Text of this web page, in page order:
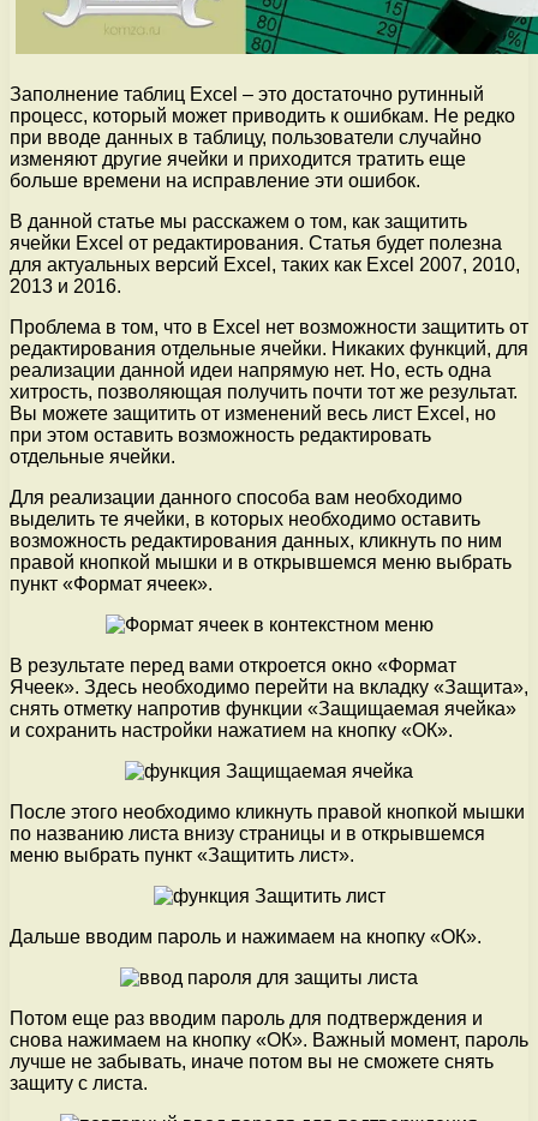
Заполнение таблиц Excel – это достаточно рутинный
процесс, который может приводить к ошибкам. Не редко
при вводе данных в таблицу, пользователи случайно
изменяют другие ячейки и приходится тратить еще
больше времени на исправление эти ошибок.
В данной статье мы расскажем о том, как защитить
ячейки Excel от редактирования. Статья будет полезна
для актуальных версий Excel, таких как Excel 2007, 2010,
2013 и 2016.
Проблема в том, что в Excel нет возможности защитить от
редактирования отдельные ячейки. Никаких функций, для
реализации данной идеи напрямую нет. Но, есть одна
хитрость, позволяющая получить почти тот же результат.
Вы можете защитить от изменений весь лист Excel, но
при этом оставить возможность редактировать
отдельные ячейки.
Для реализации данного способа вам необходимо
выделить те ячейки, в которых необходимо оставить
возможность редактирования данных, кликнуть по ним
правой кнопкой мышки и в открывшемся меню выбрать
пункт «Формат ячеек».
В результате перед вами откроется окно «Формат
Ячеек». Здесь необходимо перейти на вкладку «Защита»,
снять отметку напротив функции «Защищаемая ячейка»
и сохранить настройки нажатием на кнопку «ОК».
После этого необходимо кликнуть правой кнопкой мышки
по названию листа внизу страницы и в открывшемся
меню выбрать пункт «Защитить лист».
Дальше вводим пароль и нажимаем на кнопку «ОК».
Потом еще раз вводим пароль для подтверждения и
снова нажимаем на кнопку «ОК». Важный момент, пароль
лучше не забывать, иначе потом вы не сможете снять
защиту с листа.